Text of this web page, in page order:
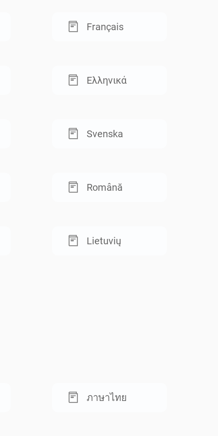
Français
Ελληνικά
Svenska
Română
Lietuvių
ภาษาไทย